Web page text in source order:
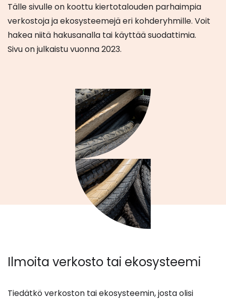
Tälle sivulle on koottu kiertotalouden parhaimpia
verkostoja ja ekosysteemejä eri kohderyhmille. Voit
hakea niitä hakusanalla tai käyttää suodattimia.
Sivu on julkaistu vuonna 2023.
Ilmoita verkosto tai ekosysteemi
Tiedätkö verkoston tai ekosysteemin, josta olisi